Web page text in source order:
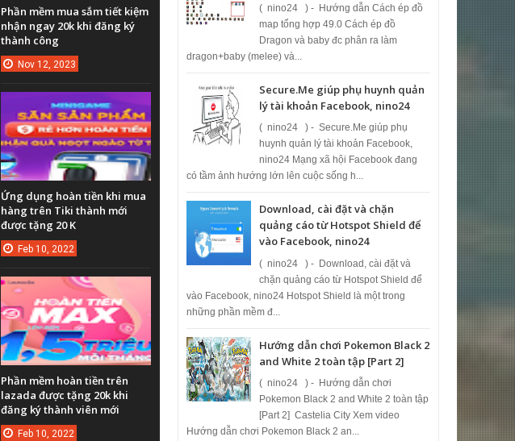
( nino24 ) - Hướng dẫn Cách ép đồ
map tổng hợp 49.0 Cách ép đồ ​
Dragon và baby đc phân ra làm
dragon+baby (melee) và...
Secure.Me giúp phụ huynh quản
lý tài khoản Facebook, nino24
( nino24 ) - Secure.Me giúp phụ
huynh quản lý tài khoản Facebook,
nino24 Mạng xã hội Facebook đang
có tầm ảnh hướng lớn lên cuộc sống h...
Download, cài đặt và chặn
quảng cáo từ Hotspot Shield để
vào Facebook, nino24
( nino24 ) - Download, cài đặt và
chặn quảng cáo từ Hotspot Shield để
vào Facebook, nino24 Hotspot Shield là một trong
những phần mềm đ...
Hướng dẫn chơi Pokemon Black 2
and White 2 toàn tập [Part 2]
( nino24 ) - Hướng dẫn chơi
Pokemon Black 2 and White 2 toàn tập
[Part 2] Castelia City Xem video
Hướng dẫn chơi Pokemon Black 2 an...
Phần mềm mua sắm tiết kiệm
nhận ngay 20k khi đăng ký
thành công
Nov 12, 2023
Ứng dụng hoàn tiền khi mua
hàng trên Tiki thành mới
được tặng 20 K
Feb 10, 2022
Phần mềm hoàn tiền trên
lazada được tặng 20k khi
đăng ký thành viên mới
Feb 10, 2022